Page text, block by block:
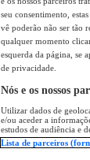
seu consentimento,
vê poderão não ser tão
qualquer momento
esquerda da página, se
de privacidade.
Nós e os nossos
Utilizar dados de
e/ou aceder a
estudos de audiência e
Lista de parceiros